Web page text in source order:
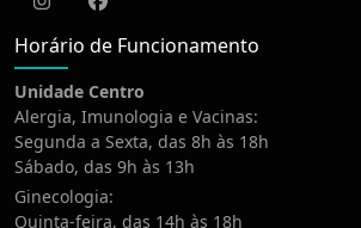
Horário de Funcionamento
Unidade Centro
Alergia, Imunologia e Vacinas:
Segunda a Sexta, das 8h às 18h
Sábado, das 9h às 13h
Ginecologia:
Quinta-feira, das 14h às 18h